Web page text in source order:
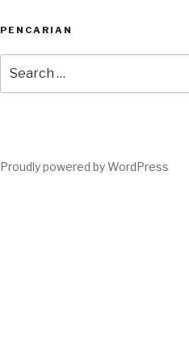
PENCARIAN
for:
Proudly powered by WordPress